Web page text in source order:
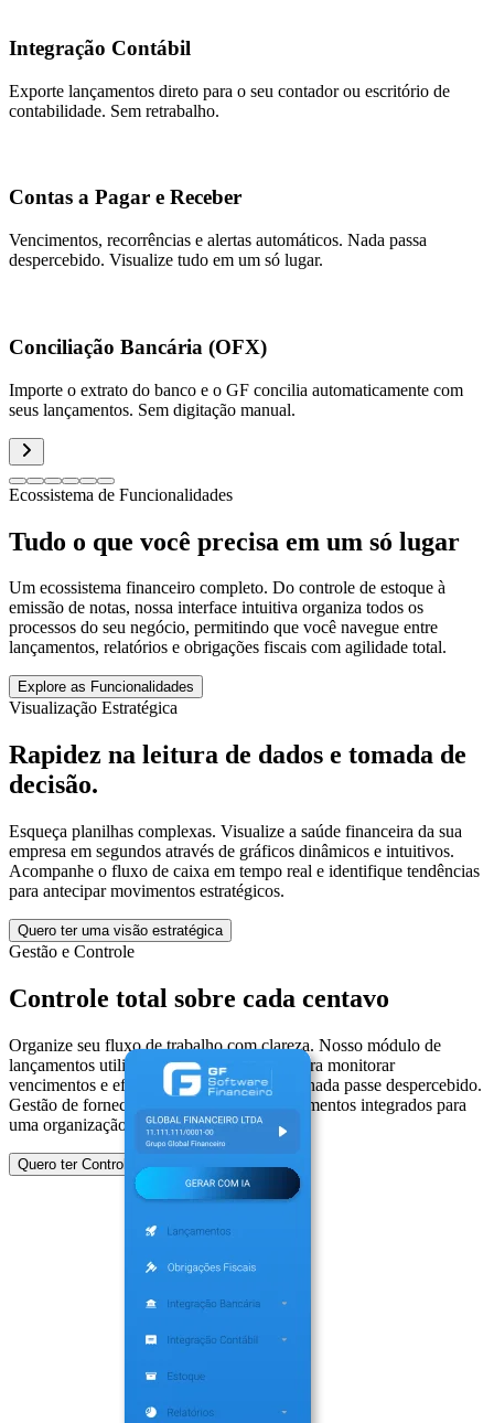
Integração Contábil
Exporte lançamentos direto para o seu contador ou escritório de
contabilidade. Sem retrabalho.
Contas a Pagar e Receber
Vencimentos, recorrências e alertas automáticos. Nada passa
despercebido. Visualize tudo em um só lugar.
Conciliação Bancária (OFX)
Importe o extrato do banco e o GF concilia automaticamente com
seus lançamentos. Sem digitação manual.
Ecossistema de Funcionalidades
Tudo o que você precisa em um só lugar
Um ecossistema financeiro completo. Do controle de estoque à
emissão de notas, nossa interface intuitiva organiza todos os
processos do seu negócio, permitindo que você navegue entre
lançamentos, relatórios e obrigações fiscais com agilidade total.
Explore as Funcionalidades
Visualização Estratégica
Rapidez na leitura de dados e tomada de
decisão.
Esqueça planilhas complexas. Visualize a saúde financeira da sua
empresa em segundos através de gráficos dinâmicos e intuitivos.
Acompanhe o fluxo de caixa em tempo real e identifique tendências
para antecipar movimentos estratégicos.
Quero ter uma visão estratégica
Gestão e Controle
Controle total sobre cada centavo
Organize seu fluxo de trabalho com clareza. Nosso módulo de
lançamentos utiliza indicadores de status para monitorar
vencimentos e efetivações, garantindo que nada passe despercebido.
Gestão de fornecedores e histórico de pagamentos integrados para
uma organização impecável.
Quero ter Controle Total